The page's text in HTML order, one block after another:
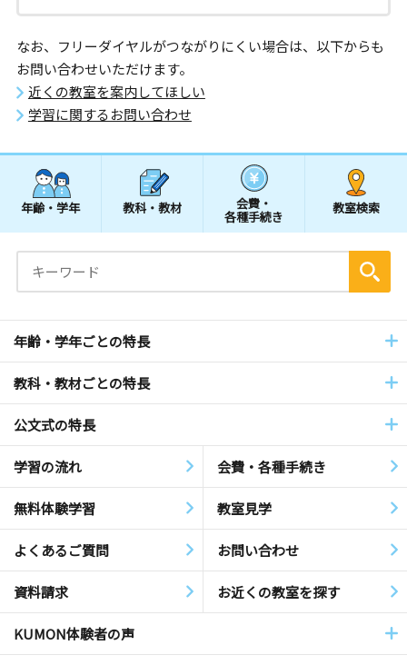
なお、フリーダイヤルがつながりにくい場合は、以下からも
お問い合わせいただけます。
近くの教室を案内してほしい
学習に関するお問い合わせ
年齢・学年 教科・教材 会費・
各種手続き
教室検索
年齢・学年ごとの特長
教科・教材ごとの特長
公文式の特長
学習の流れ 会費・各種手続き
無料体験学習 教室見学
よくあるご質問 お問い合わせ
資料請求 お近くの教室を探す
KUMON体験者の声